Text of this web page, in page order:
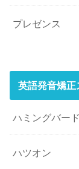
プレゼンス
英語発音矯正
ハミングバード
ハツオン